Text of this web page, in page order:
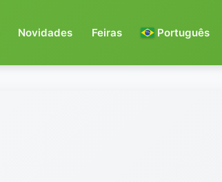
Novidades Feiras Português